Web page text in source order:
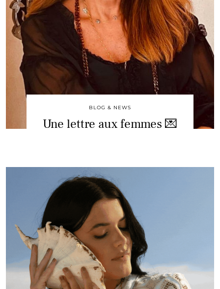
BLOG & NEWS
Une lettre aux femmes 💌